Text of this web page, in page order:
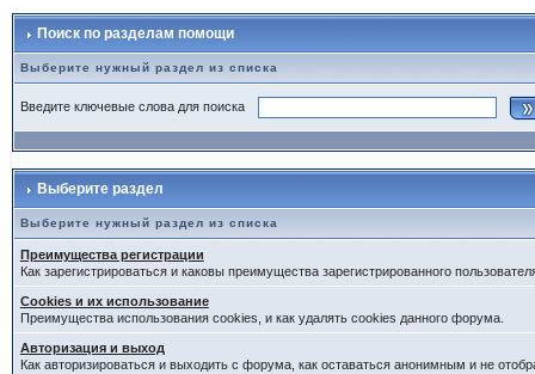
Поиск по разделам помощи
Выберите нужный раздел из списка
Введите ключевые слова для поиска
Выберите раздел
Выберите нужный раздел из списка
Преимущества регистрации
Как зарегистрироваться и каковы преимущества зарегистрированного
Cookies и их использование
Преимущества использования cookies, и как удалять cookies данного форума.
Авторизация и выход
Как авторизироваться и выходить с форума, как оставаться анонимным и не